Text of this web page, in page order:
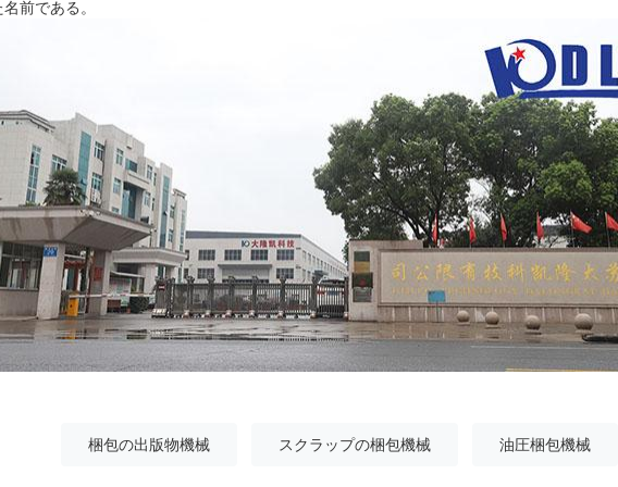
前である。
梱包の出版物機械 スクラップの梱包機械 油圧梱包機械